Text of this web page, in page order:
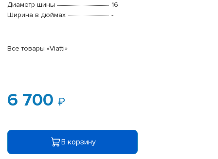
Диаметр шины
16
Ширина в дюймах
-
Все товары «Viatti»
6 700
В корзину